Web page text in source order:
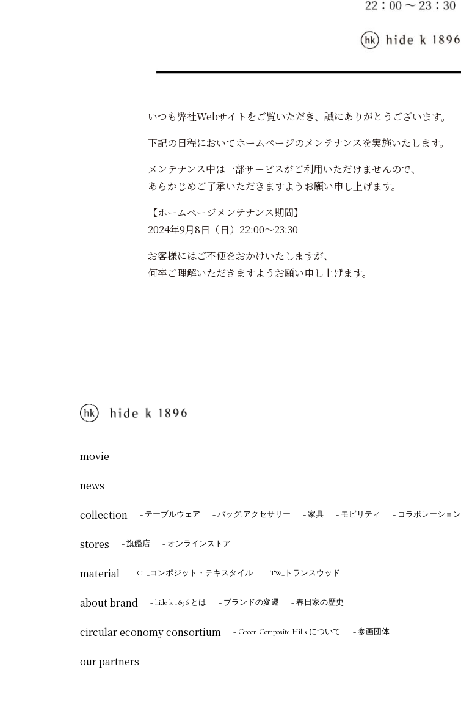
いつも弊社Webサイトをご覧いただき、誠にありがとうございます。
下記の日程においてホームページのメンテナンスを実施いたします。
メンテナンス中は一部サービスがご利用いただけませんので、
あらかじめご了承いただきますようお願い申し上げます。
【ホームページメンテナンス期間】
2024年9月8日（日）22:00～23:30
お客様にはご不便をおかけいたしますが、
何卒ご理解いただきますようお願い申し上げます。
movie
news
collection − テーブルウェア − バッグ.アクセサリー − 家具 − モビリティ − コラボレーション
stores − 旗艦店 − オンラインストア
material − CT_コンポジット・テキスタイル − TW_トランスウッド
about brand − hide k 1896 とは − ブランドの変遷 − 春日家の歴史
circular economy consortium − Green Composite Hills について − 参画団体
our partners